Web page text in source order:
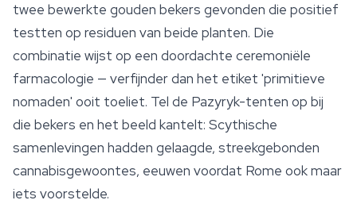
twee bewerkte gouden bekers gevonden die positief
testten op residuen van beide planten. Die
combinatie wijst op een doordachte ceremoniële
farmacologie — verfijnder dan het etiket 'primitieve
nomaden' ooit toeliet. Tel de Pazyryk-tenten op bij
die bekers en het beeld kantelt: Scythische
samenlevingen hadden gelaagde, streekgebonden
cannabisgewoontes, eeuwen voordat Rome ook maar
iets voorstelde.